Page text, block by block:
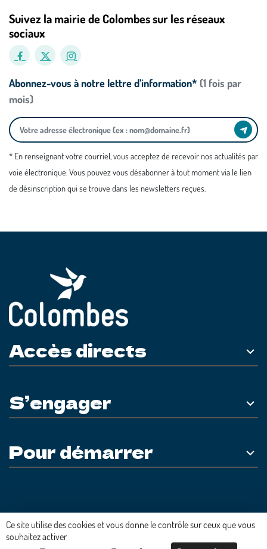
Suivez la mairie de Colombes sur les réseaux
sociaux
Abonnez-vous à notre lettre d’information* (1 fois par
mois)
* En renseignant votre courriel, vous acceptez de recevoir nos actualités par
voie électronique. Vous pouvez vous désabonner à tout moment via le lien
de désinscription qui se trouve dans les newsletters reçues.
Accès directs
S’engager
Pour démarrer
Plateforme développée en France parHACKTIV
Ce site utilise des cookies et vous donne le contrôle sur ceux que vous
souhaitez activer